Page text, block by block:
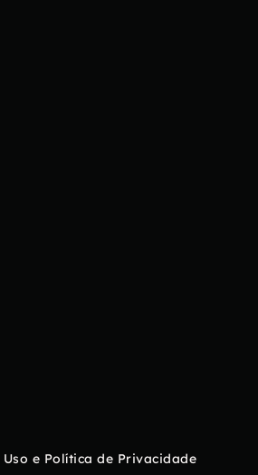
Uso e Política de Privacidade